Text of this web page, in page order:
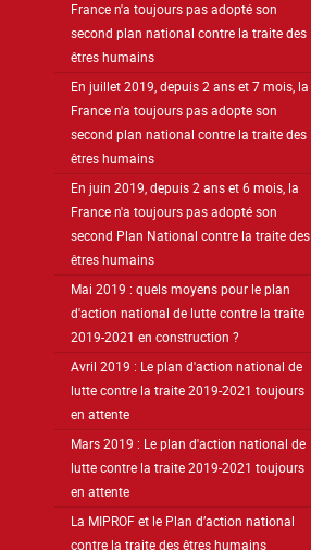
France n'a toujours pas adopté son
second plan national contre la traite des
êtres humains
En juillet 2019, depuis 2 ans et 7 mois, la
France n'a toujours pas adopte son
second plan national contre la traite des
êtres humains
En juin 2019, depuis 2 ans et 6 mois, la
France n'a toujours pas adopté son
second Plan National contre la traite des
êtres humains
Mai 2019 : quels moyens pour le plan
d'action national de lutte contre la traite
2019-2021 en construction ?
Avril 2019 : Le plan d'action national de
lutte contre la traite 2019-2021 toujours
en attente
Mars 2019 : Le plan d'action national de
lutte contre la traite 2019-2021 toujours
en attente
La MIPROF et le Plan d’action national
contre la traite des êtres humains